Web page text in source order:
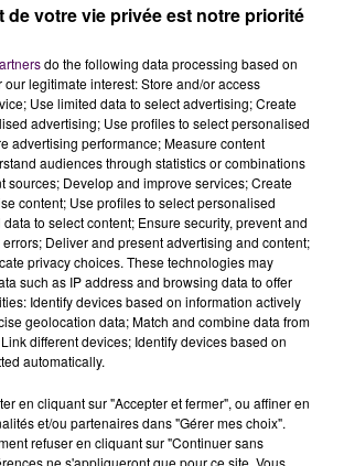
d’action, un rassemblement
d’après-midi au Mans, devant la
boulevard Paixhans.
de votre vie privée est notre priorité
do the following data processing based on
legitimate interest: Store and/or access
Use limited data to select advertising; Create
advertising; Use profiles to select personalised
advertising performance; Measure content
audiences through statistics or combinations
sources; Develop and improve services; Create
content; Use profiles to select personalised
to select content; Ensure security, prevent and
Deliver and present advertising and content;
privacy choices. These technologies may
such as IP address and browsing data to offer
Identify devices based on information actively
geolocation data; Match and combine data from
different devices; Identify devices based on
automatically.
en cliquant sur "Accepter et fermer", ou affiner en
et/ou partenaires dans "Gérer mes choix".
refuser en cliquant sur "Continuer sans
ne s'appliqueront que pour ce site. Vous